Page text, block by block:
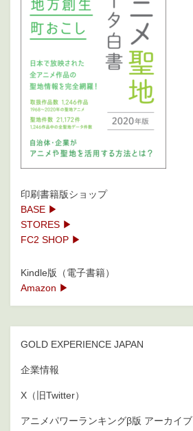
印刷書籍版ショップ
BASE ▶
STORES ▶
FC2 SHOP ▶
Kindle版（電子書籍）
Amazon ▶
GOLD EXPERIENCE JAPAN
企業情報
X（旧Twitter）
アニメパワーランキングβ版 アーカイブ